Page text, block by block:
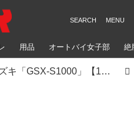
用品 オートバイ女子部 絶
スズキ「GSX-S1000」【1分で読める 2022年に新車で購入可能なバイク紹介】